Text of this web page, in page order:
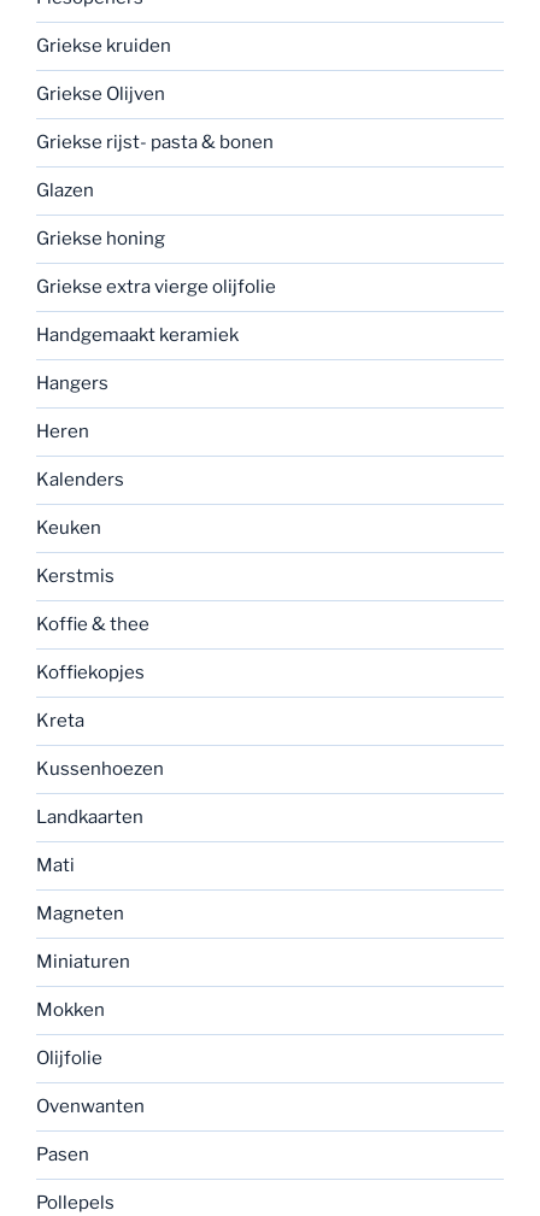
Griekse kruiden
Griekse Olijven
Griekse rijst- pasta & bonen
Glazen
Griekse honing
Griekse extra vierge olijfolie
Handgemaakt keramiek
Hangers
Heren
Kalenders
Keuken
Kerstmis
Koffie & thee
Koffiekopjes
Kreta
Kussenhoezen
Landkaarten
Mati
Magneten
Miniaturen
Mokken
Olijfolie
Ovenwanten
Pasen
Pollepels